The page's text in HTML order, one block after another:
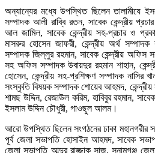
অন্যান্যের মধ্যে উপস্থিত ছিলেন তালামীযে
সম্পাদক আলী রাব্বি রতন, সাবেক কেন্দ্রীয়
আল জামিল, সাবেক কেন্দ্রীয় সহ-প্রচার ও
মাসরুর হোসেন জাফরী, কেন্দ্রীয় অর্থ
সম্পাদক জিল্লুর রহমান, সাবেক কেন্দ্রীয় অফিস
সহ অফিস সম্পাদক উবায়দুর রহমান শাহান,
হোসেন, কেন্দ্রীয় সহ-প্রশিক্ষণ সম্পাদক নাসির
সংস্কৃতি বিষয়ক সম্পাদক শোয়েব আহমদ,
শামছ উদ্দিন, রেজাউল করিম, হাবিবুর রহমান,
ইসলাম উদ্দিন চৌধুরী, গাওছুল আলম।
আরো উপস্থিত ছিলেন সংগঠনের ঢাকা মহানগরীর
পূর্ব জেলা সভাপতি হোসাইন আহমদ, সাবেক
জেলা সভাপতি আব্দুর রাজ্জাক সাজু, সুনামগঞ্জ